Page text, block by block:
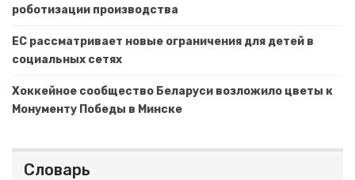
роботизации производства
ЕС рассматривает новые ограничения для детей в
социальных сетях
Хоккейное сообщество Беларуси возложило цветы к
Монументу Победы в Минске
Словарь